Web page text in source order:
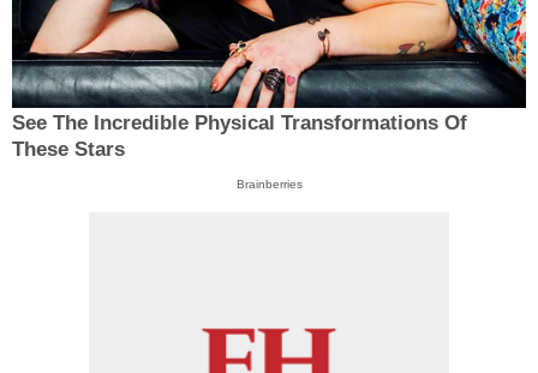
See The Incredible Physical Transformations Of
These Stars
Brainberries